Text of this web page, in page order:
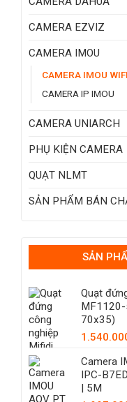
CAMERA EZVIZ
CAMERA IMOU
CAMERA IMOU WIFI
CAMERA IP IMOU
CAMERA UNIARCH
PHỤ KIỆN CAMERA
QUẠT NLMT
SẢN PHẨM BÁN
SẢN
Quạt
70x35)
Camera
IPC-
| 5M